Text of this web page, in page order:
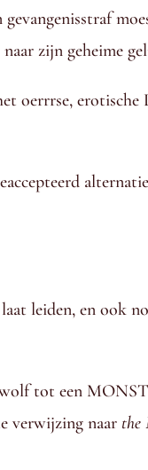
zijn geheime
oerrrse, erotische
leiden, en ook
tot een
verwijzing naar the